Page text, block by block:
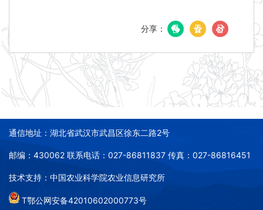
分享：
通信地址：湖北省武汉市武昌区徐东二路2号
邮编：430062 联系电话：027-86811837 传真：027-86816451
技术支持：中国农业科学院农业信息研究所
T鄂公网安备42010602000773号